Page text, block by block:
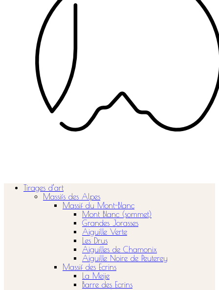
Tirages d’art
Massifs des Alpes
Massif du Mont-Blanc
Mont Blanc (sommet)
Grandes Jorasses
Aiguille Verte
Les Drus
Aiguilles de Chamonix
Aiguille Noire de Peuterey
Massif des Ecrins
La Meije
Barre des Ecrins